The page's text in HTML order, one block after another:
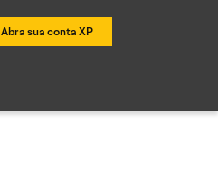
Abra sua conta XP